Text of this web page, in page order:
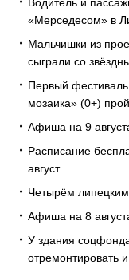
Водитель и
«Мерседесом» в
Мальчишки из
сыграли со
Первый
мозаика» (0+)
Афиша на 9
Расписание
август
Четырём
Афиша на 8
У здания
отремонтировать